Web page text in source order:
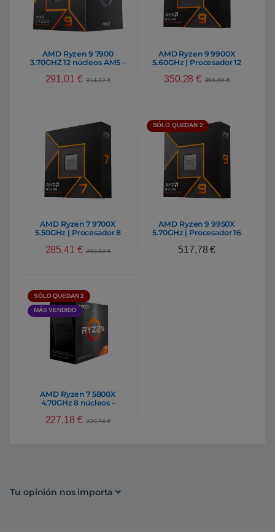
AMD Ryzen 9 7900
3.70GHZ 12 núcleos AM5 –
291,01 € 314,12€
AMD Ryzen 9 9900X
5.60GHz | Procesador 12
350,28€ 356,66€
AMD Ryzen 7 9700X
5.50GHz | Procesador 8
285,41 € 292,83€
SÓLO QUEDAN 2
AMD Ryzen 9 9950X
5.70GHz | Procesador 16
517,78€
SÓLO QUEDAN 2
MÁS VENDIDO
AMD Ryzen 7 5800X
4.70GHz 8 núcleos –
227,18 € 229,74€
Tu opinión nos importa